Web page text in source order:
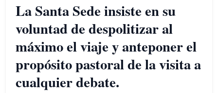
La Santa Sede insiste en su
voluntad de despolitizar al
máximo el viaje y anteponer el
propósito pastoral de la visita a
cualquier debate.